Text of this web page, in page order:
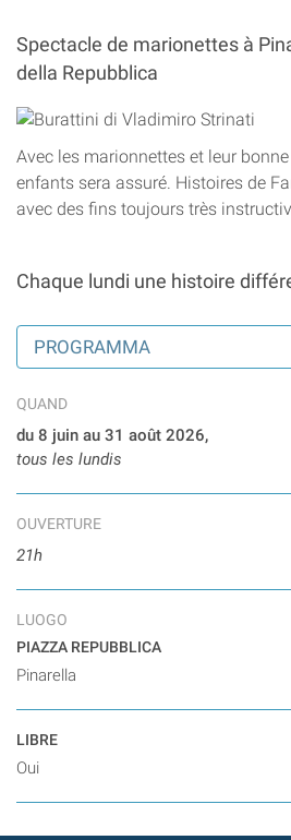
Spectacle de marionettes à
della Repubblica
Avec les marionnettes et leur
enfants sera assuré. Histoires de
avec des fins toujours très
Chaque lundi une histoire
PROGRAMMA
QUAND
du 8 juin au 31 août 2026,
tous les lundis
OUVERTURE
21h
LUOGO
PIAZZA REPUBBLICA
Pinarella
LIBRE
Oui